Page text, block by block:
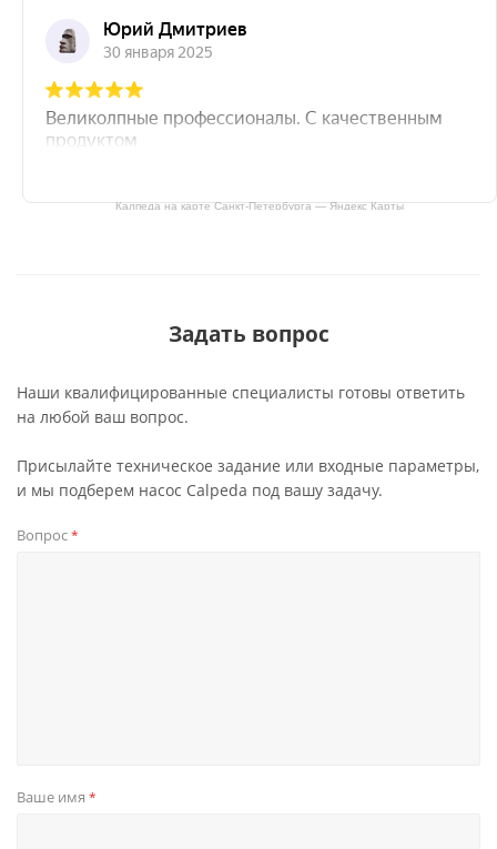
Калпеда на карте Санкт‑Петербурга — Яндекс Карты
Задать вопрос
Наши квалифицированные специалисты готовы ответить
на любой ваш вопрос.
Присылайте техническое задание или входные параметры,
и мы подберем насос Calpeda под вашу задачу.
Вопрос*
Ваше имя *